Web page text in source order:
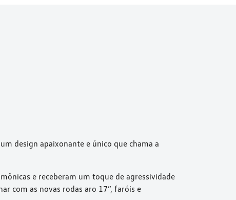
design apaixonante e único que chama a
e receberam um toque de agressividade
com as novas rodas aro 17”, faróis e